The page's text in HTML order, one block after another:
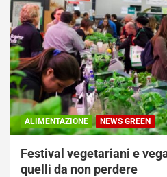
ALIMENTAZIONE NEWS GREEN
Festival vegetariani e
quelli da non perdere